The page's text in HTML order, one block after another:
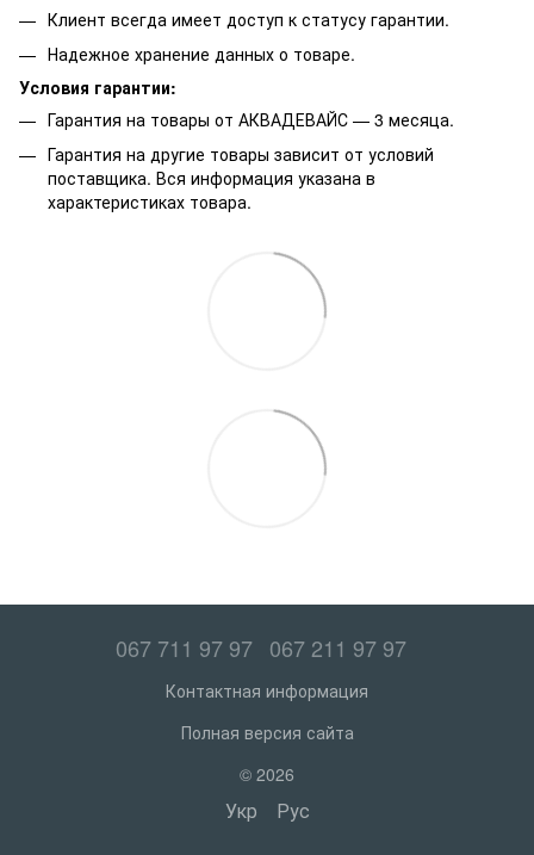
Клиент всегда имеет доступ к статусу гарантии.
Надежное хранение данных о товаре.
Условия гарантии:
Гарантия на товары от АКВАДЕВАЙС — 3 месяца.
Гарантия на другие товары зависит от условий
поставщика. Вся информация указана в
характеристиках товара.
067 711 97 97 067 211 97 97
Контактная информация
Полная версия сайта
© 2026
Укр Рус